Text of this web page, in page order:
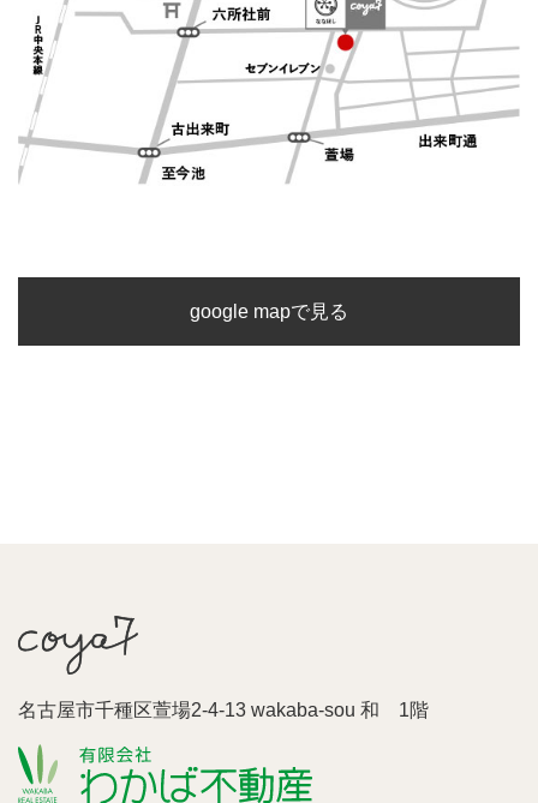
google mapで見る
名古屋市千種区萱場2-4-13 wakaba-sou 和 1階